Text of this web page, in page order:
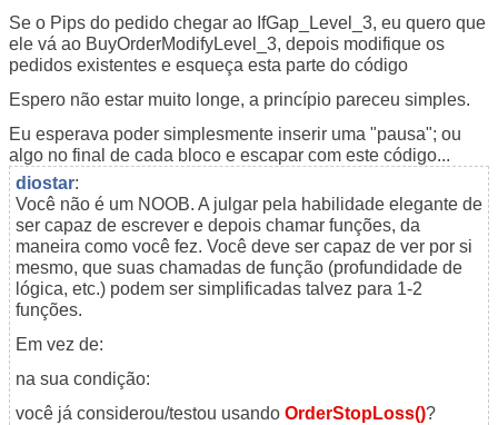
Se o Pips do pedido chegar ao IfGap_Level_3, eu quero que
ele vá ao BuyOrderModifyLevel_3, depois modifique os
pedidos existentes e esqueça esta parte do código
Espero não estar muito longe, a princípio pareceu simples.
Eu esperava poder simplesmente inserir uma "pausa"; ou
algo no final de cada bloco e escapar com este código...
diostar:
Você não é um NOOB. A julgar pela habilidade elegante de
ser capaz de escrever e depois chamar funções, da
maneira como você fez. Você deve ser capaz de ver por si
mesmo, que suas chamadas de função (profundidade de
lógica, etc.) podem ser simplificadas talvez para 1-2
funções.
Em vez de:
na sua condição:
você já considerou/testou usando OrderStopLoss()?